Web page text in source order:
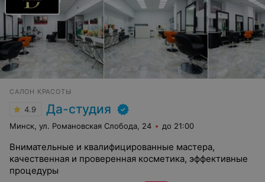
САЛОН КРАСОТЫ
4.9 Да-студия
Минск, ул. Романовская Слобода, 24 до 21:00
Внимательные и квалифицированные мастера,
качественная и проверенная косметика, эффективные
процедуры